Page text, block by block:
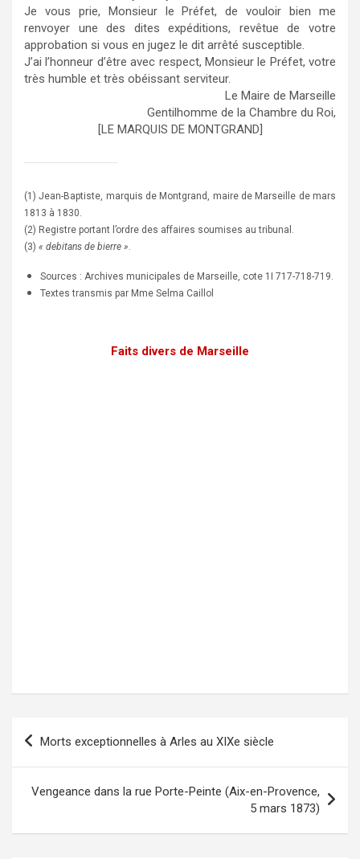
Je vous prie, Monsieur le Préfet, de vouloir bien me
renvoyer une des dites expéditions, revêtue de votre
approbation si vous en jugez le dit arrêté susceptible.
J’ai l’honneur d’être avec respect, Monsieur le Préfet, votre
très humble et très obéissant serviteur.
Le Maire de Marseille
Gentilhomme de la Chambre du Roi,
[LE MARQUIS DE MONTGRAND]
(1) Jean-Baptiste, marquis de Montgrand, maire de Marseille de mars
1813 à 1830.
(2) Registre portant l’ordre des affaires soumises au tribunal.
(3) « debitans de bierre »
Sources : Archives municipales de Marseille, cote 1I 717-718-719.
Textes transmis par Mme Selma Caillol
Faits divers de Marseille
Navigation
de
l’article
Morts exceptionnelles à Arles au XIXe siècle
Vengeance dans la rue Porte-Peinte (Aix-en-Provence,
5 mars 1873)